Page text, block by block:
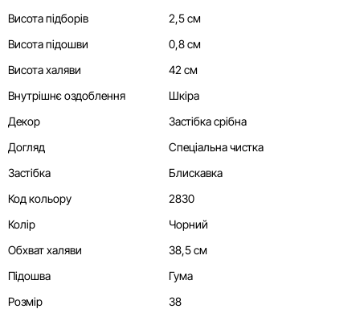
Висота підборів
2,5 см
Висота підошви
0,8 см
Висота халяви
42 см
Внутрішнє оздоблення
Шкіра
Декор
Застібка срібна
Догляд
Спеціальна чистка
Застібка
Блискавка
Код кольору
2830
Колір
Чорний
Обхват халяви
38,5 см
Підошва
Гума
Розмір
38